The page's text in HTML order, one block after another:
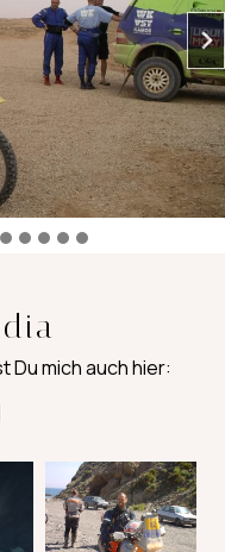
Du mich auch hier: